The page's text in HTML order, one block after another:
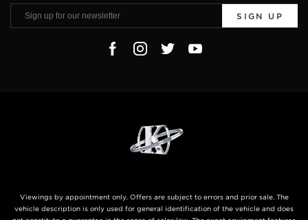
SIGN UP
Viewings by appointment only. Offers are subject to errors and prior sale. The
vehicle description is only used for general identification of the vehicle and does